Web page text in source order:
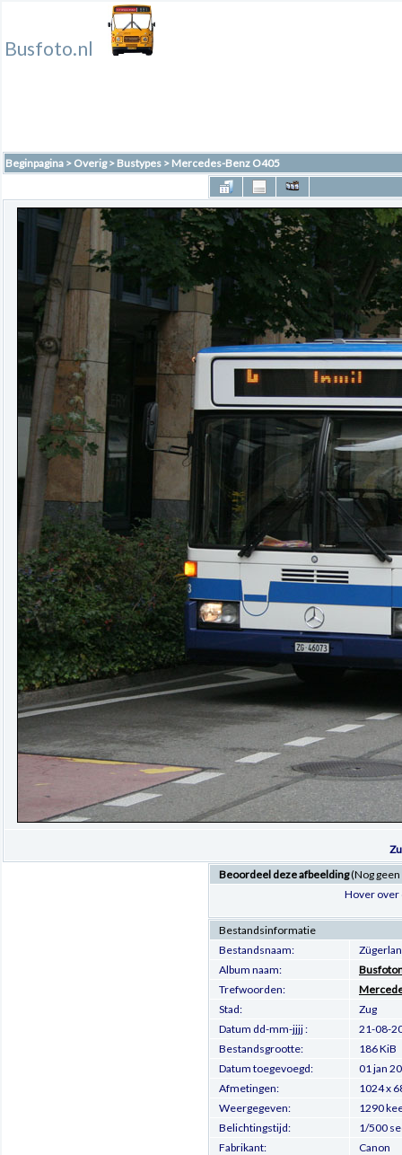
Busfoto.nl
Beginpagina > Overig> Bustypes > Mercedes-Benz O405
Beoordeel deze afbeelding(Nog
Hover over
Bestandsinformatie
Bestandsnaam:
Album naam:
Trefwoorden:
Stad:
Zug
Datum dd-mm-jjjj :
21-08-
Bestandsgrootte:
186 KiB
Datum toegevoegd:
01 jan
Afmetingen:
1024 x
Weergegeven:
1290
Belichtingstijd:
1/500
Fabrikant:
Canon